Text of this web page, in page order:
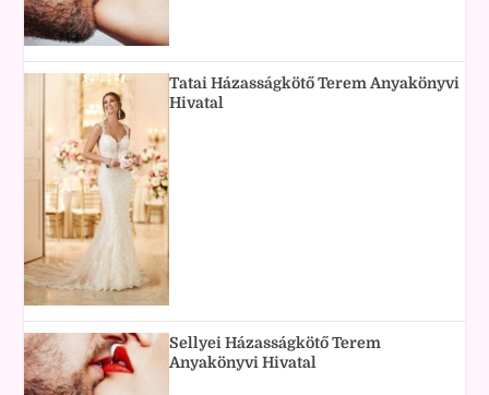
Tatai Házasságkötő Terem Anyakönyvi
Hivatal
Sellyei Házasságkötő Terem
Anyakönyvi Hivatal